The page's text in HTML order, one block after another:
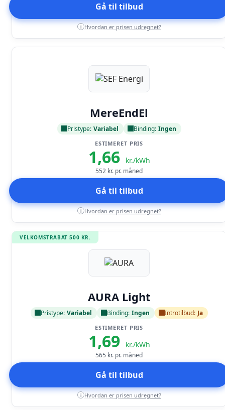
Gå til tilbud
i Hvordan er prisen udregnet?
MereEndEl
Pristype: Variabel Binding: Ingen
ESTIMERET PRIS
1,66 kr./kWh
552 kr. pr. måned
Gå til tilbud
i Hvordan er prisen udregnet?
VELKOMSTRABAT 500 KR.
AURA Light
Pristype: Variabel Binding: Ingen Introtilbud: Ja
ESTIMERET PRIS
1,69 kr./kWh
565 kr. pr. måned
Gå til tilbud
i Hvordan er prisen udregnet?